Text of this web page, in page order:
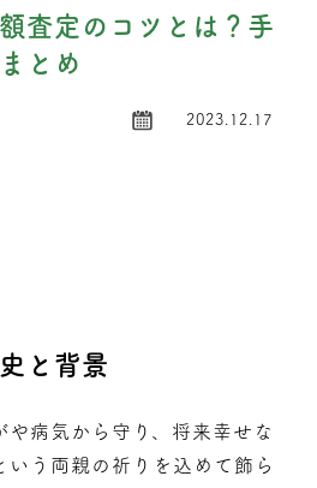
査定のコツとは？手
とめ
2023.12.17
と背景
や病気から守り、将来幸せな
いう両親の祈りを込めて飾ら